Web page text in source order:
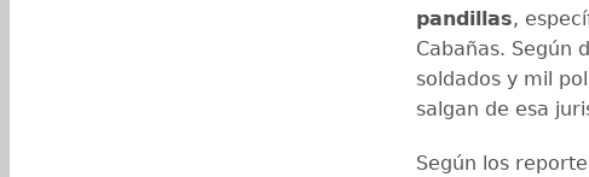
pandillas,
Cabañas. Según
soldados y mil
salgan de esa
Según los